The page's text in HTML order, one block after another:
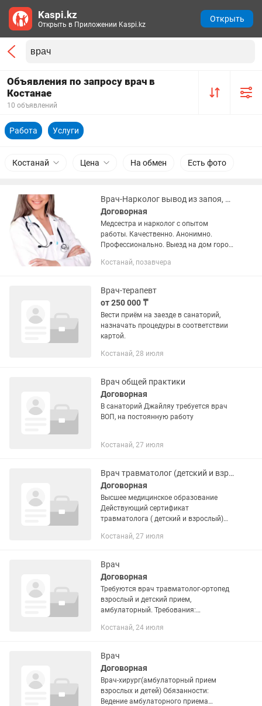
Объявления по запросу врач в
Костанае
10 объявлений
Работа Услуги
Костанай Цена На обмен Есть фото
Врач-Нарколог вывод из запоя, детоксикация, снятие похмелья, капельницы
Договорная
Медсестра и нарколог с опытом
работы. Качественно. Анонимно.
Профессионально. Выезд на дом город
районы, 24 часа в сутки. Приведу ваше
Костанай, позавчера
Врач-терапевт
от 250 000 ₸
Вести приём на заезде в санаторий,
назначать процедуры в соответствии
картой.
Костанай, 28 июля
Врач общей практики
Договорная
В санаторий Джайляу требуется врач
ВОП, на постоянную работу
Костанай, 27 июля
Врач травматолог (детский и взрослый)
Договорная
Высшее медицинское образование
Действующий сертификат
травматолога ( детский и взрослый)
Костанай, 27 июля
Врач
Договорная
Требуются врач травматолог-ортопед
взрослый и детский прием,
амбулаторный. Требования:
травматолога Условия:
предоставляется...
Костанай, 24 июля
Врач
Договорная
Врач-хирург(амбулаторный прием
взрослых и детей) Обязанности:
Ведение амбулаторного приема
Kaspi.kz
Открыть в Приложении Kaspi.kz
Открыть